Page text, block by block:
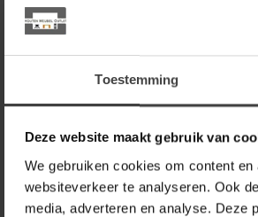
Toestemming
Deze website maakt gebruik van
We gebruiken cookies om content
websiteverkeer te analyseren. Ook
media, adverteren en analyse. Deze